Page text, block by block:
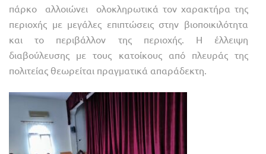
πάρκο αλλοιώνει ολοκληρωτικά τον χαρακτήρα της
περιοχής με μεγάλες επιπτώσεις στην βιοποικιλότητα
και το περιβάλλον της περιοχής. Η έλλειψη
διαβούλευσης με τους κατοίκους από πλευράς της
πολιτείας θεωρείται πραγματικά απαράδεκτη.